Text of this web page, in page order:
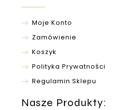
Moje Konto
Zamówienie
Koszyk
Polityka Prywatności
Regulamin Sklepu
Nasze Produkty: